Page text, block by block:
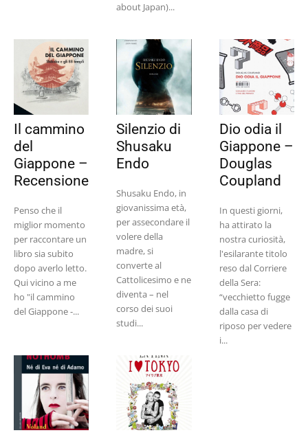
about Japan)...
Il cammino
del
Giappone –
Recensione
Penso che il
miglior momento
per raccontare un
libro sia subito
dopo averlo letto.
Qui vicino a me
ho "il cammino
del Giappone -...
Silenzio di
Shusaku
Endo
Shusaku Endo, in
giovanissima età,
per assecondare il
volere della
madre, si
converte al
Cattolicesimo e ne
diventa – nel
corso dei suoi
studi...
Dio odia il
Giappone –
Douglas
Coupland
In questi giorni,
ha attirato la
nostra curiosità,
l'esilarante titolo
reso dal Corriere
della Sera:
“vecchietto fugge
dalla casa di
riposo per vedere
i...